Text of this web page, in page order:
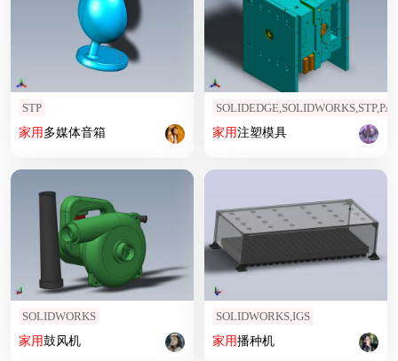
STP
家用多媒体音箱 家用注塑模具
SOLIDWORKS
家用鼓风机
SOLIDWORKS,IGS
家用播种机